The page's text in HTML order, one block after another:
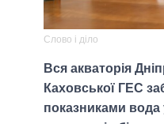
Слово і діло
Вся акваторія
Каховської ГЕС
показниками вода